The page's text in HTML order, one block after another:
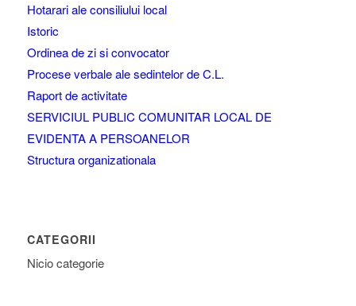
Hotarari ale consiliului local
Istoric
Ordinea de zi si convocator
Procese verbale ale sedintelor de C.L.
Raport de activitate
SERVICIUL PUBLIC COMUNITAR LOCAL DE
EVIDENTA A PERSOANELOR
Structura organizationala
CATEGORII
Nicio categorie